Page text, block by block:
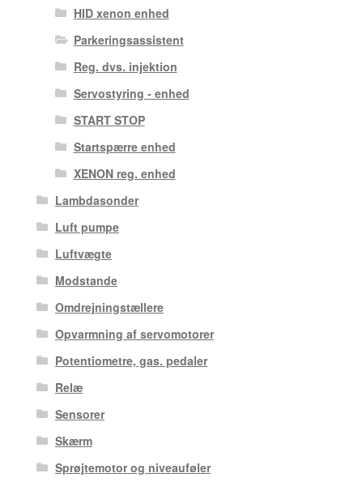
HID xenon enhed
Parkeringsassistent
Reg. dvs. injektion
Servostyring - enhed
START STOP
Startspærre enhed
XENON reg. enhed
Lambdasonder
Luft pumpe
Luftvægte
Modstande
Omdrejningstællere
Opvarmning af servomotorer
Potentiometre, gas. pedaler
Relæ
Sensorer
Skærm
Sprøjtemotor og niveauføler